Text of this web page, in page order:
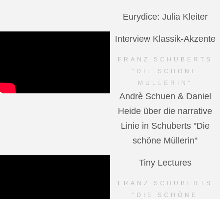
Eurydice: Julia Kleiter
Interview Klassik-Akzente
FRANZ SCHUBERTS
"DIE SCHÖNE
MÜLLERIN"
Andrè Schuen & Daniel
Heide über die narrative
Linie in Schuberts "Die
schöne Müllerin"
Tiny Lectures
FRANZ SCHUBERTS
"DIE SCHÖNE